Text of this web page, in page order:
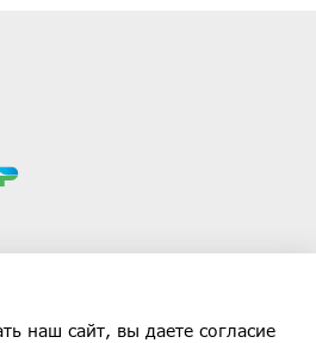
наш сайт, вы даете согласие